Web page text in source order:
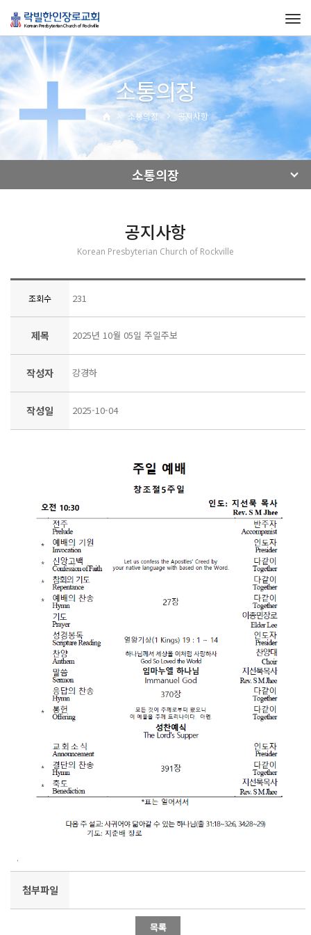
소통의장
소통의장 공지사항
소통의장
공지사항
Korean Presbyterian Church of Rockville
조회수 231
제목 2025년 10월 05일 주일주보
작성자 강경하
작성일 2025-10-04
.
첨부파일